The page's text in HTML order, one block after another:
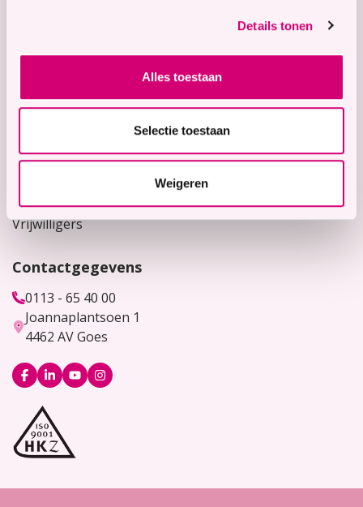
Details tonen
Alles toestaan
Selectie toestaan
Weigeren
Bekijk onze 9 locaties
Snel naar
Bekijk hier onze vacatures
Vrijwilligers
Contactgegevens
0113 - 65 40 00
Joannaplantsoen 1
4462 AV Goes
Logo
Facebook
Logo
LinkedIn
LogoLogo